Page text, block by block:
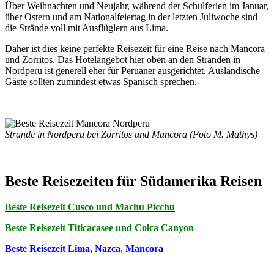
Über Weihnachten und Neujahr, während der Schulferien im Januar,
über Ostern und am Nationalfeiertag in der letzten Juliwoche sind
die Strände voll mit Ausflüglern aus Lima.
Daher ist dies keine perfekte Reisezeit für eine Reise nach Mancora
und Zorritos. Das Hotelangebot hier oben an den Stränden in
Nordperu ist generell eher für Peruaner ausgerichtet. Ausländische
Gäste sollten zumindest etwas Spanisch sprechen.
Strände in Nordperu bei Zorritos und Mancora (Foto M. Mathys)
Beste Reisezeiten für Südamerika Reisen
Beste Reisezeit Cusco und Machu Picchu
Beste Reisezeit Titicacasee und Colca Canyon
Beste Reisezeit Lima, Nazca, Mancora